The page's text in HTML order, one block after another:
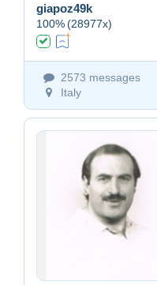
giapoz49k
100%(28977x)
2573 messages
Italy